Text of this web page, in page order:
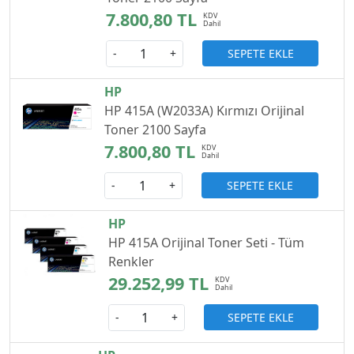
7.800,80 TL
- + SEPETE EKLE
HP
HP 415A (W2033A) Kırmızı Orijinal
Toner 2100 Sayfa
7.800,80 TL
- + SEPETE EKLE
HP
HP 415A Orijinal Toner Seti - Tüm
Renkler
29.252,99 TL
- + SEPETE EKLE